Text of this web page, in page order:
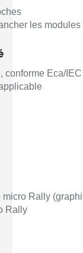
les
conforme Eca/
Rally
Rally